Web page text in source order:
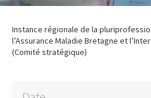
Instance régionale de la
l’Assurance Maladie Bretagne et
(Comité stratégique)